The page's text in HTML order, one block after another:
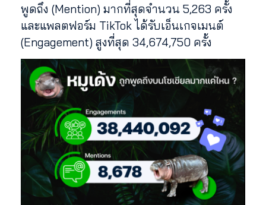
พูดถึง (Mention) มากที่สุดจำนวน 5,263 ครั้ง
และแพลตฟอร์ม TikTok ได้รับเอ็นเกจเมนต์
(Engagement) สูงที่สุด 34,674,750 ครั้ง